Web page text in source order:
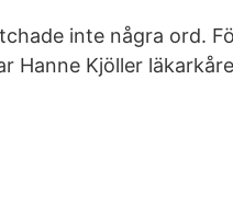
inte några ord.
Hanne Kjöller